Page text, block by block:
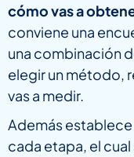
cómo vas a
conviene una
una combinación
elegir un método,
vas a medir.
Además
cada etapa, el